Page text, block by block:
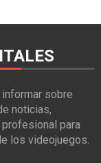
sobre
noticias,
para
los videojuegos.